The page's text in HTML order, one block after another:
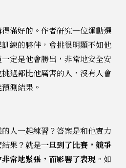
滿好的。作者研究一位運動選
練的夥伴，會挑很明顯不如他
定是他會勝出，非常地安全安
選都比他厲害的人，沒有人會
測結果。
人一起練習？答案是和他實力
果？就是一旦到了比賽，競爭
常地緊張，而影響了表現 。如